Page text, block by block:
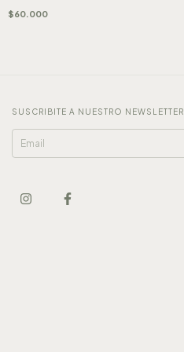
$60.000
SUSCRIBITE A NUESTRO NEWSLETTER